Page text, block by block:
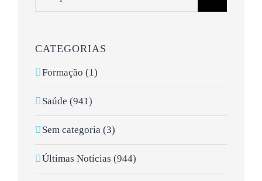
CATEGORIAS
Formação (1)
Saúde (941)
Sem categoria (3)
Últimas Notícias (944)